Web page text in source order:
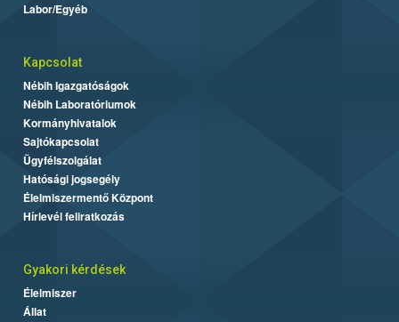
Labor/Egyéb
Kapcsolat
Nébih Igazgatóságok
Nébih Laboratóriumok
Kormányhivatalok
Sajtókapcsolat
Ügyfélszolgálat
Hatósági jogsegély
Élelmiszermentő Központ
Hírlevél feliratkozás
Gyakori kérdések
Élelmiszer
Állat